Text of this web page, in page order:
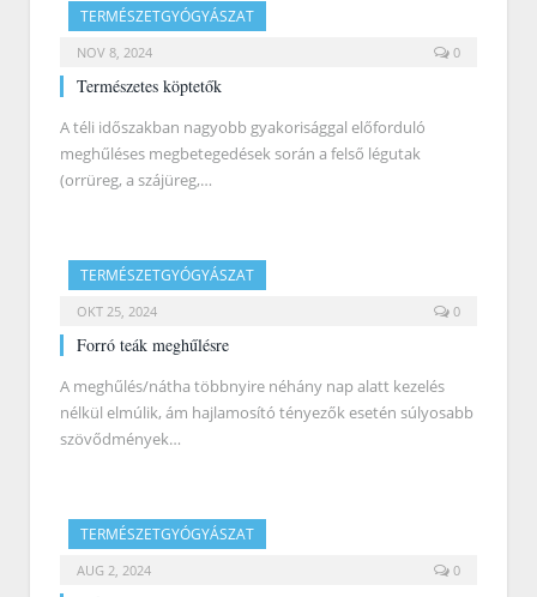
TERMÉSZETGYÓGYÁSZAT
NOV 8, 2024 0
Természetes köptetők
A téli időszakban nagyobb gyakorisággal előforduló
meghűléses megbetegedések során a felső légutak
(orrüreg, a szájüreg,…
TERMÉSZETGYÓGYÁSZAT
OKT 25, 2024 0
Forró teák meghűlésre
A meghűlés/nátha többnyire néhány nap alatt kezelés
nélkül elmúlik, ám hajlamosító tényezők esetén súlyosabb
szövődmények…
TERMÉSZETGYÓGYÁSZAT
AUG 2, 2024 0